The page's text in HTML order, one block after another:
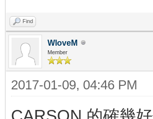
Find
WloveM
Member
2017-01-09, 04:46 PM